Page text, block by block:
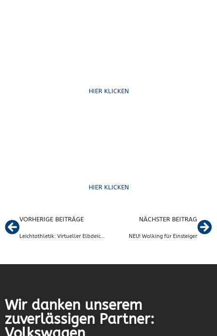
HIER KLICKEN
HIER KLICKEN
VORHERIGE BEITRÄGE
Leichtathletik: Virtueller Elbdeichmarathon „CORONATHON“
NÄCHSTER BEITRAG
NEU! Walking für Einsteiger
Wir danken unserem
zuverlässigen Partner: